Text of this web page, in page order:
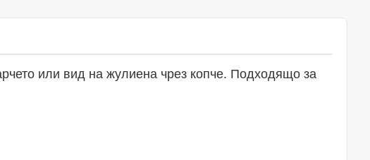
или вид на жулиена чрез копче. Подходящо за